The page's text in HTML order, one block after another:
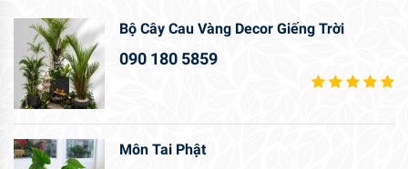
Bộ Cây Cau Vàng Decor Giếng Trời
090 180 5859
Môn Tai Phật